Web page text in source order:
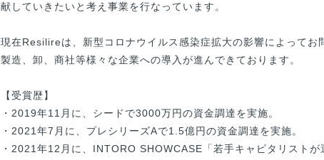
献していきたいと考え事業を行なっています。
現在Resilireは、新型コロナウイルス感染症拡大の影響によってお
製造、卸、商社等様々な企業への導入が進んできております。
【受賞歴】
・2019年11月に、シードで3000万円の資金調達を実施。
・2021年7月に、プレシリーズAで1.5億円の資金調達を実施。
・2021年12月に、INTORO SHOWCASE「若手キャピタリスト